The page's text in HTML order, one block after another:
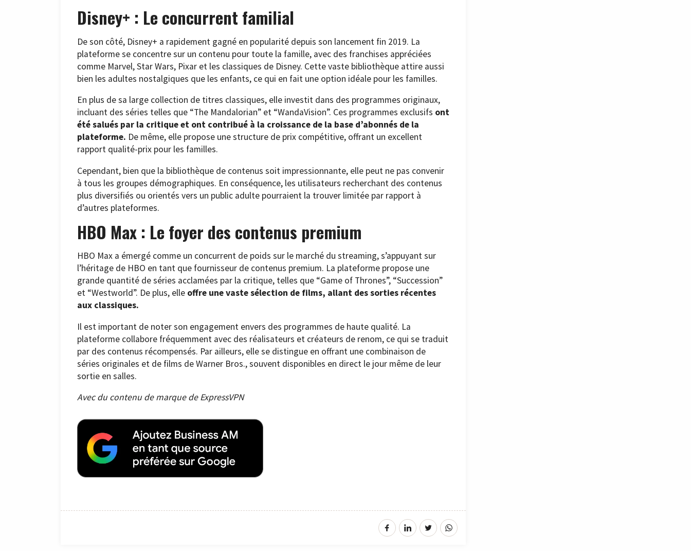
Disney+ : Le concurrent familial
De son côté, Disney+ a rapidement gagné en popularité depuis son lancement fin 2019. La
plateforme se concentre sur un contenu pour toute la famille, avec des franchises appréciées
comme Marvel, Star Wars, Pixar et les classiques de Disney. Cette vaste bibliothèque attire aussi
bien les adultes nostalgiques que les enfants, ce qui en fait une option idéale pour les familles.
En plus de sa large collection de titres classiques, elle investit dans des programmes originaux,
incluant des séries telles que “The Mandalorian” et “WandaVision”. Ces programmes exclusifs ont
été salués par la critique et ont contribué à la croissance de la base d’abonnés de la
plateforme. De même, elle propose une structure de prix compétitive, offrant un excellent
rapport qualité-prix pour les familles.
Cependant, bien que la bibliothèque de contenus soit impressionnante, elle peut ne pas convenir
à tous les groupes démographiques. En conséquence, les utilisateurs recherchant des contenus
plus diversifiés ou orientés vers un public adulte pourraient la trouver limitée par rapport à
d’autres plateformes.
HBO Max : Le foyer des contenus premium
HBO Max a émergé comme un concurrent de poids sur le marché du streaming, s’appuyant sur
l’héritage de HBO en tant que fournisseur de contenus premium. La plateforme propose une
grande quantité de séries acclamées par la critique, telles que “Game of Thrones”, “Succession”
et “Westworld”. De plus, elle offre une vaste sélection de films, allant des sorties récentes
aux classiques.
Il est important de noter son engagement envers des programmes de haute qualité. La
plateforme collabore fréquemment avec des réalisateurs et créateurs de renom, ce qui se traduit
par des contenus récompensés. Par ailleurs, elle se distingue en offrant une combinaison de
séries originales et de films de Warner Bros., souvent disponibles en direct le jour même de leur
sortie en salles.
Avec du contenu de marque de ExpressVPN